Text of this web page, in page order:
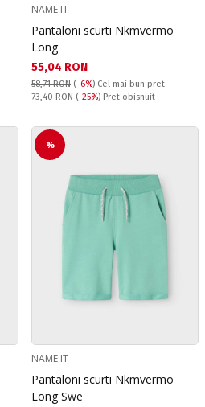
NAME IT
Pantaloni scurti Nkmvermo
Long
Текуща цена:
55,04 RON
58,71 RON (-6%) Cel mai bun pret
Pret obisnuit:
73,40 RON (-25%) Pret obisnuit
%
NAME IT
Pantaloni scurti Nkmvermo
Long Swe